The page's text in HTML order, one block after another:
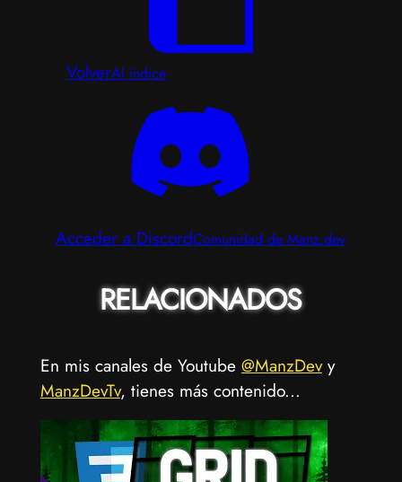
VolverAl índice
Acceder a DiscordComunidad de Manz.dev
RELACIONADOS
En mis canales de Youtube @ManzDevy
ManzDevTv, tienes más contenido...